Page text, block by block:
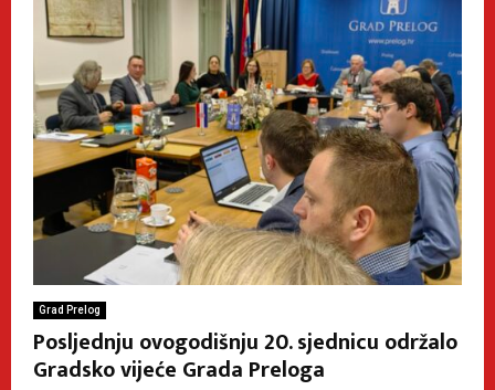
Grad Prelog
Posljednju ovogodišnju 20. sjednicu održalo
Gradsko vijeće Grada Preloga